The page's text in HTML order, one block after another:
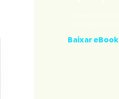
Baixar eBook